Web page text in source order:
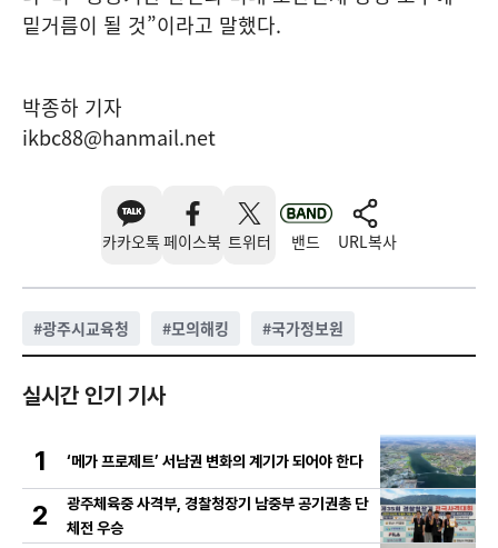
밑거름이 될 것”이라고 말했다.
박종하 기자
ikbc88@hanmail.net
카카오톡 페이스북 트위터 밴드 URL복사
#광주시교육청 #모의해킹 #국가정보원
실시간 인기 기사
1 ‘메가 프로제트’ 서남권 변화의 계기가 되어야 한다
2
광주체육중 사격부, 경찰청장기 남중부 공기권총 단
체전 우승